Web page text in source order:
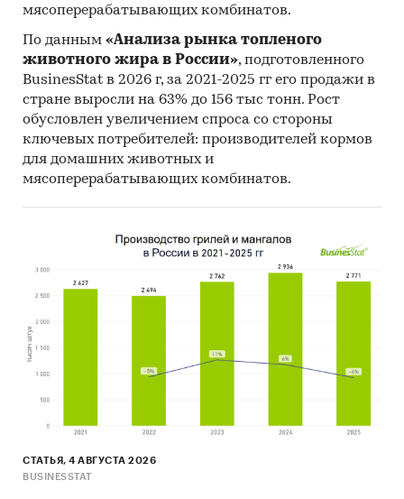
мясоперерабатывающих комбинатов.
По данным «Анализа рынка топленого
животного жира в России», подготовленного
BusinesStat в 2026 г, за 2021-2025 гг его продажи в
стране выросли на 63% до 156 тыс тонн. Рост
обусловлен увеличением спроса со стороны
ключевых потребителей: производителей кормов
для домашних животных и
мясоперерабатывающих комбинатов.
СТАТЬЯ, 4 АВГУСТА 2026
BUSINESSTAT